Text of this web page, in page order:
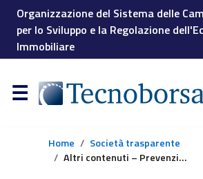
Organizzazione del Sistema delle
per lo Sviluppo e la Regolazione
Immobiliare
Home
Società trasparente
Altri contenuti – Prevenzione della corruzione